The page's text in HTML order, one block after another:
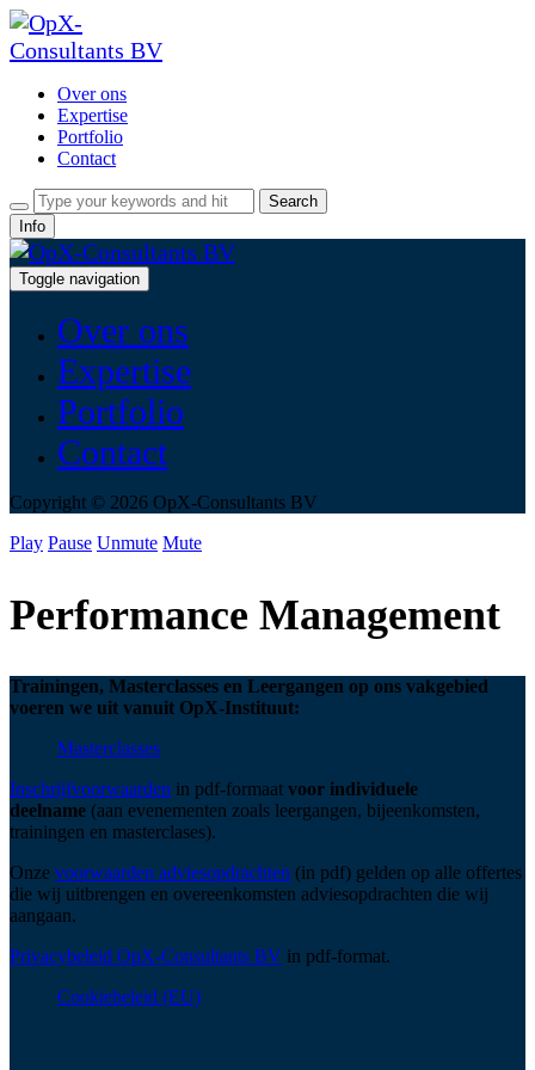
Over ons
Expertise
Portfolio
Contact
Info
Toggle navigation
Over ons
Expertise
Portfolio
Contact
Copyright © 2026 OpX-Consultants BV
Play Pause Unmute Mute
Performance Management
Trainingen, Masterclasses en Leergangen op ons vakgebied
voeren we uit vanuit OpX-Instituut:
Masterclasses
Inschrijfvoorwaarden in pdf-formaat voor individuele
deelname (aan evenementen zoals leergangen, bijeenkomsten,
trainingen en masterclases).
Onze voorwaarden adviesopdrachten (in pdf) gelden op alle offertes
die wij uitbrengen en overeenkomsten adviesopdrachten die wij
aangaan.
Privacybeleid OpX-Consultants BV in pdf-format.
Cookiebeleid (EU)